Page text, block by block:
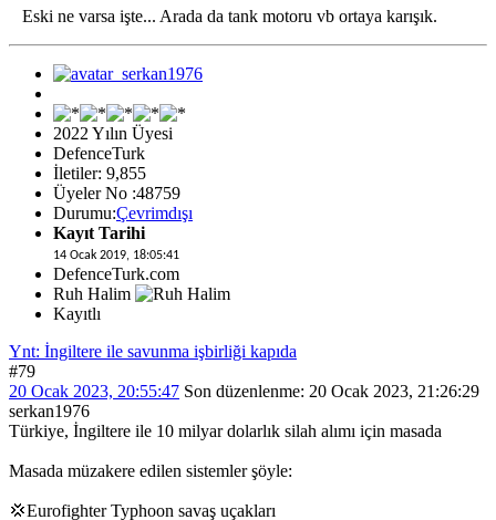
Eski ne varsa işte... Arada da tank motoru vb ortaya karışık.
2022 Yılın Üyesi
DefenceTurk
İletiler: 9,855
Üyeler No :48759
Durumu:Çevrimdışı
Kayıt Tarihi
14 Ocak 2019, 18:05:41
DefenceTurk.com
Ruh Halim
Kayıtlı
Ynt: İngiltere ile savunma işbirliği kapıda
#79
20 Ocak 2023, 20:55:47 Son düzenlenme: 20 Ocak 2023, 21:26:29
serkan1976
Türkiye, İngiltere ile 10 milyar dolarlık silah alımı için masada
Masada müzakere edilen sistemler şöyle:
💢Eurofighter Typhoon savaş uçakları